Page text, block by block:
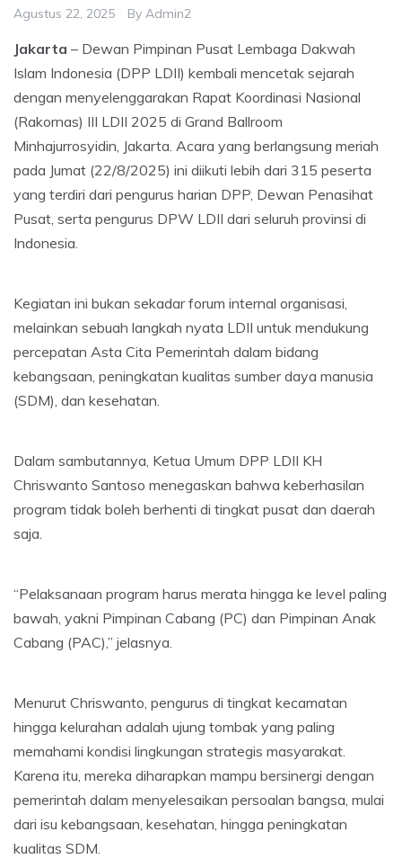
Agustus 22, 2025 By Admin2
Jakarta – Dewan Pimpinan Pusat Lembaga Dakwah
Islam Indonesia (DPP LDII) kembali mencetak sejarah
dengan menyelenggarakan Rapat Koordinasi Nasional
(Rakornas) III LDII 2025 di Grand Ballroom
Minhajurrosyidin, Jakarta. Acara yang berlangsung meriah
pada Jumat (22/8/2025) ini diikuti lebih dari 315 peserta
yang terdiri dari pengurus harian DPP, Dewan Penasihat
Pusat, serta pengurus DPW LDII dari seluruh provinsi di
Indonesia.
Kegiatan ini bukan sekadar forum internal organisasi,
melainkan sebuah langkah nyata LDII untuk mendukung
percepatan Asta Cita Pemerintah dalam bidang
kebangsaan, peningkatan kualitas sumber daya manusia
(SDM), dan kesehatan.
Dalam sambutannya, Ketua Umum DPP LDII KH
Chriswanto Santoso menegaskan bahwa keberhasilan
program tidak boleh berhenti di tingkat pusat dan daerah
saja.
“Pelaksanaan program harus merata hingga ke level paling
bawah, yakni Pimpinan Cabang (PC) dan Pimpinan Anak
Cabang (PAC),” jelasnya.
Menurut Chriswanto, pengurus di tingkat kecamatan
hingga kelurahan adalah ujung tombak yang paling
memahami kondisi lingkungan strategis masyarakat.
Karena itu, mereka diharapkan mampu bersinergi dengan
pemerintah dalam menyelesaikan persoalan bangsa, mulai
dari isu kebangsaan, kesehatan, hingga peningkatan
kualitas SDM.